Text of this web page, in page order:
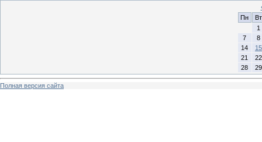
Пн
Вт
1
7
8
14
15
21
22
28
29
Полная версия сайта